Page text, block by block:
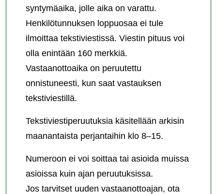
syntymäaika, jolle aika on varattu.
Henkilötunnuksen loppuosaa ei tule
ilmoittaa tekstiviestissä. Viestin pituus voi
olla enintään 160 merkkiä.
Vastaanottoaika on peruutettu
onnistuneesti, kun saat vastauksen
tekstiviestillä.
Tekstiviestiperuutuksia käsitellään arkisin
maanantaista perjantaihin klo 8–15.
Numeroon ei voi soittaa tai asioida muissa
asioissa kuin ajan peruutuksissa.
Jos tarvitset uuden vastaanottoajan, ota